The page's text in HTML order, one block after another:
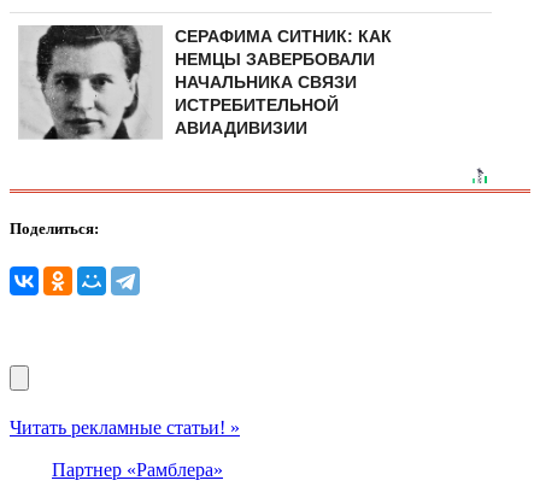
СЕРАФИМА СИТНИК: КАК
НЕМЦЫ ЗАВЕРБОВАЛИ
НАЧАЛЬНИКА СВЯЗИ
ИСТРЕБИТЕЛЬНОЙ
АВИАДИВИЗИИ
Поделиться:
Читать рекламные статьи! »
Партнер «Рамблера»